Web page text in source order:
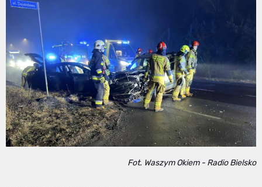
Fot. Waszym Okiem - Radio Bielsko